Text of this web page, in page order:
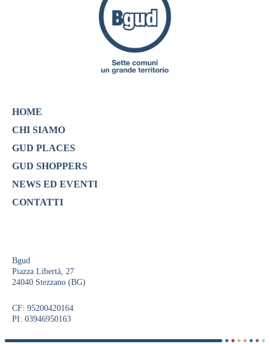
HOME
CHI SIAMO
GUD PLACES
GUD SHOPPERS
NEWS ED EVENTI
CONTATTI
Bgud
Piazza Libertà, 27
24040 Stezzano (BG)
CF: 95200420164
PI: 03946950163